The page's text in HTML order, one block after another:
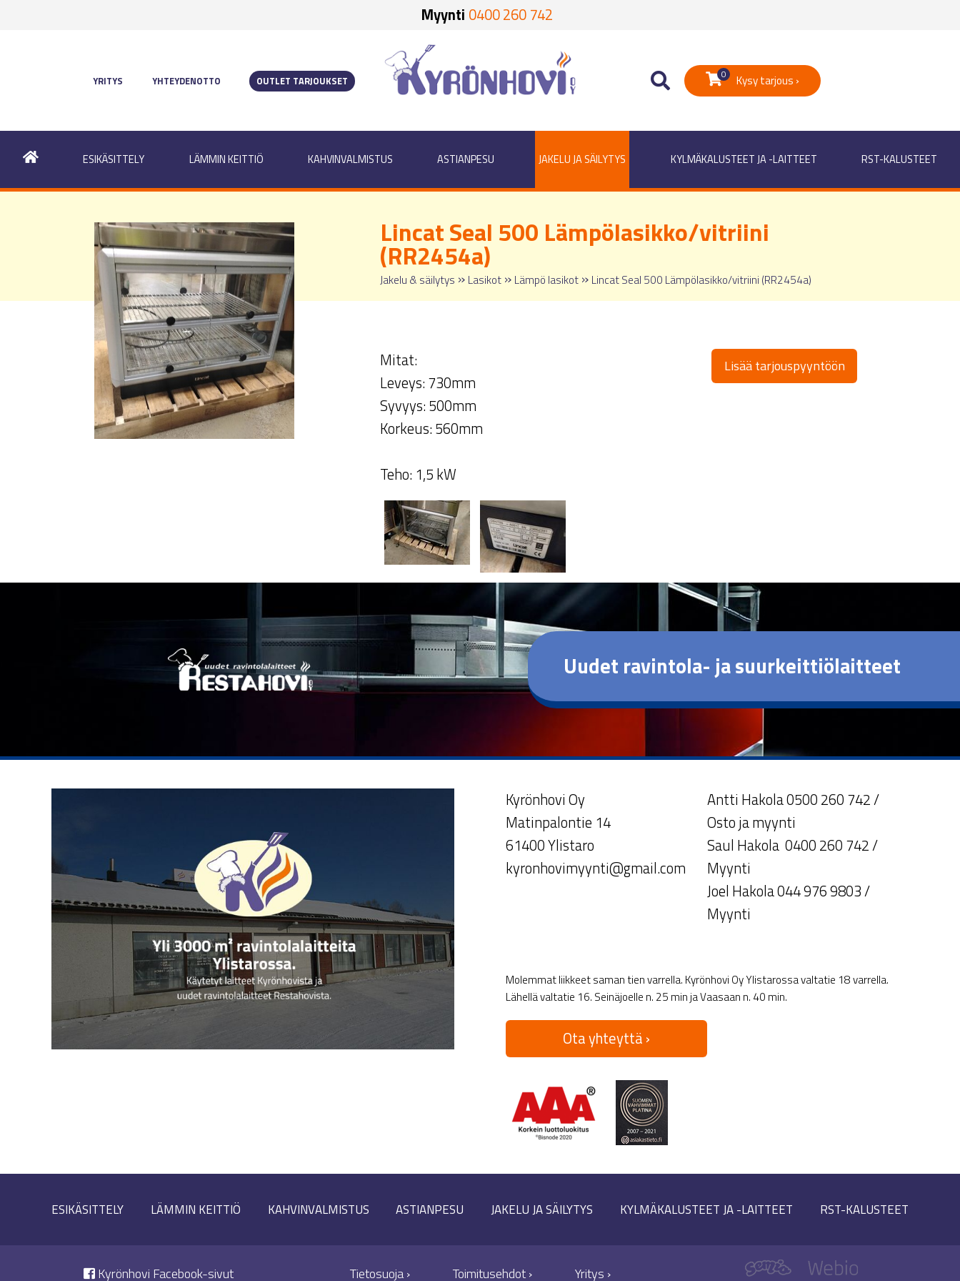
Myynti 0400 260 742
YRITYS YHTEYDENOTTO OUTLET TARJOUKSET
0 Kysy tarjous ›
ESIKÄSITTELY LÄMMIN KEITTIÖ KAHVINVALMISTUS ASTIANPESU JAKELU JA SÄILYTYS KYLMÄKALUSTEET JA -LAITTEET RST-KALUSTEET
Lincat Seal 500 Lämpölasikko/vitriini
(RR2454a)
Jakelu & säilytys » Lasikot » Lämpö lasikot » Lincat Seal 500 Lämpölasikko/vitriini (RR2454a)
Mitat:
Leveys: 730mm
Syvyys: 500mm
Korkeus: 560mm
Teho: 1,5 kW
Lisää tarjouspyyntöön
Uudet ravintola- ja suurkeittiölaitteet
Kyrönhovi Oy
Matinpalontie 14
61400 Ylistaro
kyronhovimyynti@gmail.com
Antti Hakola 0500 260 742 /
Osto ja myynti
Saul Hakola 0400 260 742 /
Myynti
Joel Hakola 044 976 9803 /
Myynti
Molemmat liikkeet saman tien varrella. Kyrönhovi Oy Ylistarossa valtatie 18 varrella.
Lähellä valtatie 16. Seinäjoelle n. 25 min ja Vaasaan n. 40 min.
Ota yhteyttä ›
ESIKÄSITTELY LÄMMIN KEITTIÖ KAHVINVALMISTUS ASTIANPESU JAKELU JA SÄILYTYS KYLMÄKALUSTEET JA -LAITTEET RST-KALUSTEET
Kyrönhovi Facebook-sivut Tietosuoja › Toimitusehdot › Yritys ›